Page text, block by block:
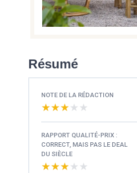
Résumé
NOTE DE LA RÉDACTION
★★★★★
★★★★★
RAPPORT QUALITÉ-PRIX :
CORRECT, MAIS PAS LE DEAL
DU SIÈCLE
★★★★★
★★★★★